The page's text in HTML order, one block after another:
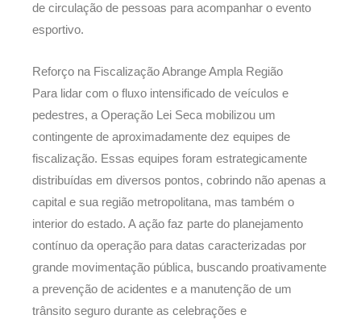
de circulação de pessoas para acompanhar o evento
esportivo.
Reforço na Fiscalização Abrange Ampla Região
Para lidar com o fluxo intensificado de veículos e
pedestres, a Operação Lei Seca mobilizou um
contingente de aproximadamente dez equipes de
fiscalização. Essas equipes foram estrategicamente
distribuídas em diversos pontos, cobrindo não apenas a
capital e sua região metropolitana, mas também o
interior do estado. A ação faz parte do planejamento
contínuo da operação para datas caracterizadas por
grande movimentação pública, buscando proativamente
a prevenção de acidentes e a manutenção de um
trânsito seguro durante as celebrações e